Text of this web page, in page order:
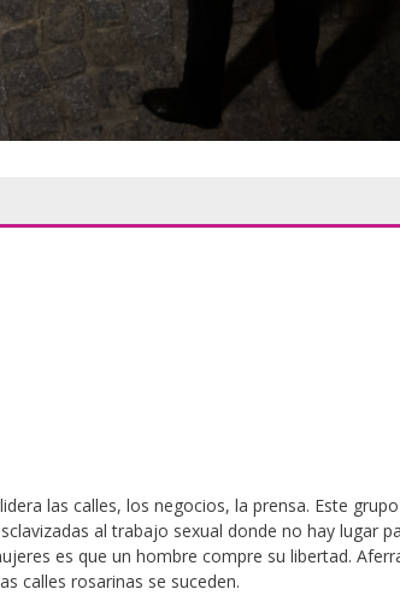
las calles, los negocios, la prensa. Este
al trabajo sexual donde no hay lugar
es que un hombre compre su libertad.
calles rosarinas se suceden.